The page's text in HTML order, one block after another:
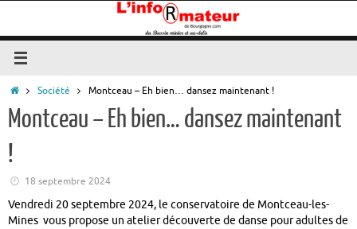
contenu
Accueil
Société Montceau – Eh bien… dansez maintenant !
Montceau – Eh bien… dansez maintenant
!
18 septembre 2024
Vendredi 20 septembre 2024, le conservatoire de Montceau-les-
Mines vous propose un atelier découverte de danse pour adultes de